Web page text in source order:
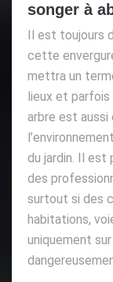
songer à
Il est toujours
cette
mettra un
lieux et parfois
arbre est
du jardin. Il
des
surtout si des
habitations,
uniquement